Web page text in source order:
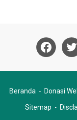
Beranda Donasi
Sitemap